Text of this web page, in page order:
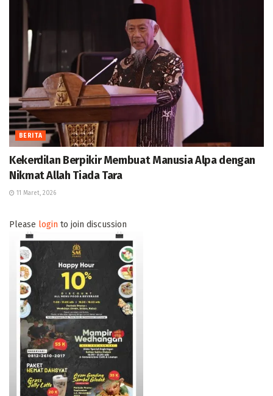
BERITA
Kekerdilan Berpikir Membuat Manusia Alpa dengan
Nikmat Allah Tiada Tara
11 Maret, 2026
Please login to join discussion